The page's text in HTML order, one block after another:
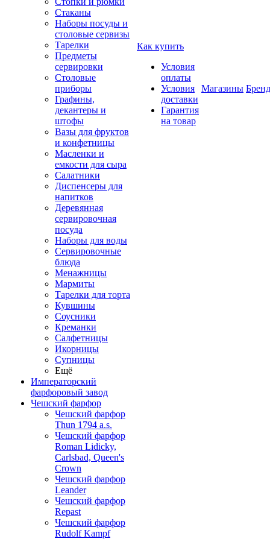
Стаканы
Наборы посуды и
столовые сервизы
Тарелки
Предметы
сервировки
Столовые
приборы
Графины,
декантеры и
штофы
Вазы для фруктов
и конфетницы
Масленки и
емкости для сыра
Салатники
Диспенсеры для
напитков
Деревянная
сервировочная
посуда
Наборы для воды
Сервировочные
блюда
Менажницы
Мармиты
Тарелки для торта
Кувшины
Соусники
Креманки
Салфетницы
Икорницы
Супницы
Ещё
Императорский
фарфоровый завод
Чешский фарфор
Чешский фарфор
Thun 1794 a.s.
Чешский фарфор
Roman Lidicky,
Carlsbad, Queen's
Crown
Чешский фарфор
Leander
Чешский фарфор
Repast
Чешский фарфор
Rudolf Kampf
Как купить
Условия
оплаты
Условия
доставки
Гарантия
на товар
Магазины